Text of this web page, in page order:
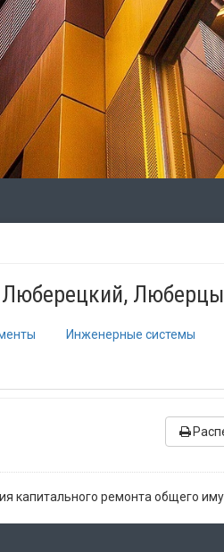
Инженерные системы
капитального ремонта общего